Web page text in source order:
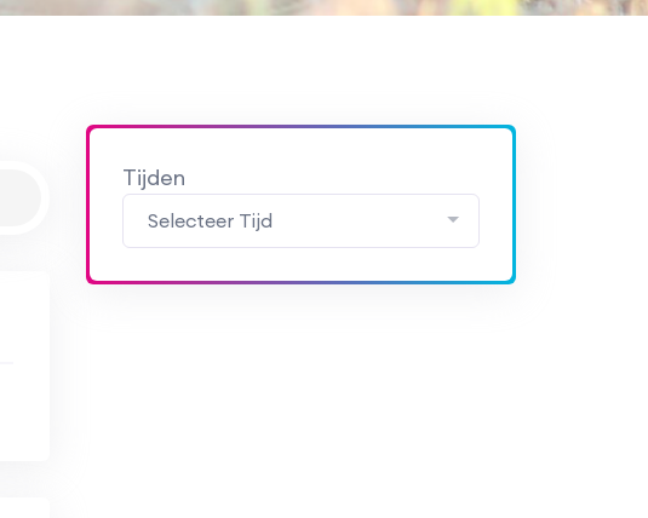
Tijden
Selecteer Tijd